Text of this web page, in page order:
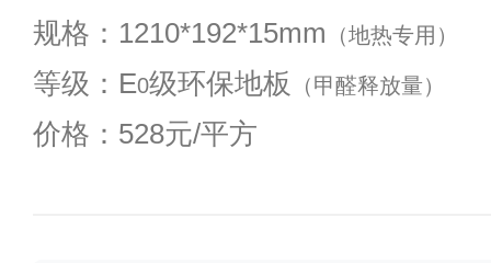
规格：1210*192*15mm （地热专用）
等级：E0级环保地板 （甲醛释放量）
价格：528元/平方